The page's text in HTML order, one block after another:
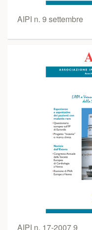
AIPI n. 9 settembre
AIPI n. 17-2007 9